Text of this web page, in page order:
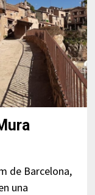
de Barcelona,
una